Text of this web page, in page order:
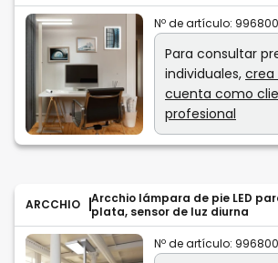
Nº de artículo:
Para consultar
individuales, crea
cuenta como
profesional
ARCCHIO
Arcchio lámpara de pie LED
plata, sensor de luz diurna
Nº de artículo: